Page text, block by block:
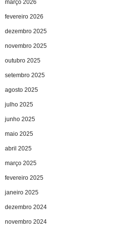
março 2026
fevereiro 2026
dezembro 2025
novembro 2025
outubro 2025
setembro 2025
agosto 2025
julho 2025
junho 2025
maio 2025
abril 2025
março 2025
fevereiro 2025
janeiro 2025
dezembro 2024
novembro 2024